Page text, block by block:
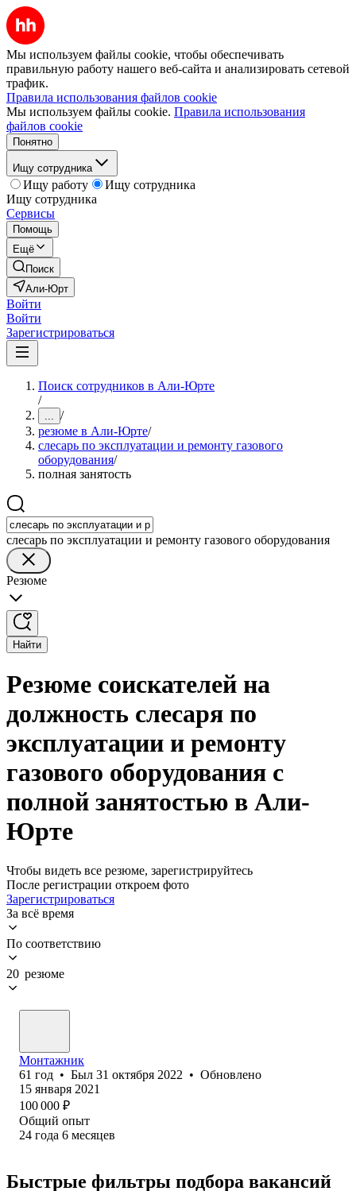
Мы используем файлы cookie, чтобы обеспечивать
правильную работу нашего веб-сайта и анализировать сетевой
трафик.
Правила использования файлов cookie
Мы используем файлы cookie. Правила использования
файлов cookie
Понятно
Ищу сотрудника
Ищу работу
Ищу сотрудника
Ищу сотрудника
Сервисы
Помощь
Ещё
Поиск
Али-Юрт
Войти
Войти
Зарегистрироваться
Поиск сотрудников в Али-Юрте
/
... /
резюме в Али-Юрте/
слесарь по эксплуатации и ремонту газового
оборудования/
полная занятость
слесарь по эксплуатации и ремонту газового оборудования
Резюме
Найти
Резюме соискателей на
должность слесаря по
эксплуатации и ремонту
газового оборудования с
полной занятостью в Али-
Юрте
Чтобы видеть все резюме, зарегистрируйтесь
После регистрации откроем фото
Зарегистрироваться
За всё время
По соответствию
20 резюме
Монтажник
61 год • Был 31 октября 2022 • Обновлено
15 января 2021
100 000 ₽
Общий опыт
24 года 6 месяцев
Быстрые фильтры подбора вакансий